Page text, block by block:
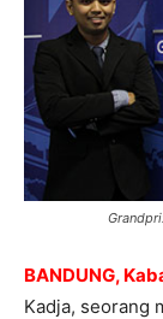
BANDUNG,
Kadja, seorang